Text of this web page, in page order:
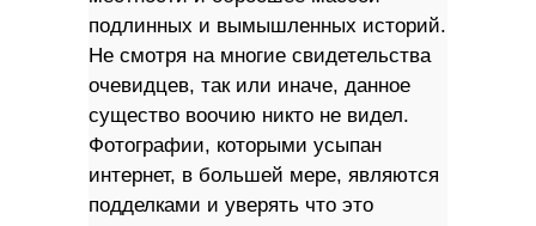
подлинных и вымышленных историй.
Не смотря на многие свидетельства
очевидцев, так или иначе, данное
существо воочию никто не видел.
Фотографии, которыми усыпан
интернет, в большей мере, являются
подделками и уверять что это